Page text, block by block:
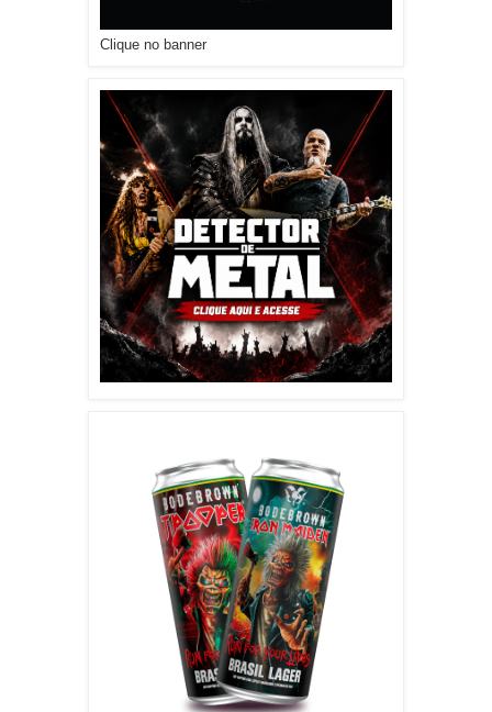
Clique no banner